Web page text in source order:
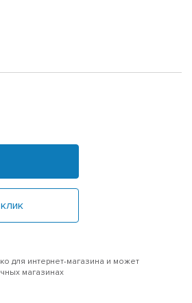
для интернет-магазина и может
магазинах